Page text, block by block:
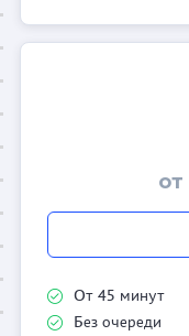
от
От 45 минут
Без очереди